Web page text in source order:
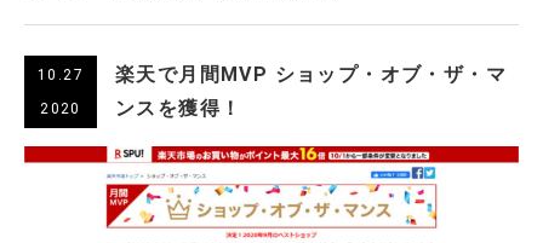
10.27
2020
楽天で月間MVP ショップ・オブ・ザ・マ
ンスを獲得！